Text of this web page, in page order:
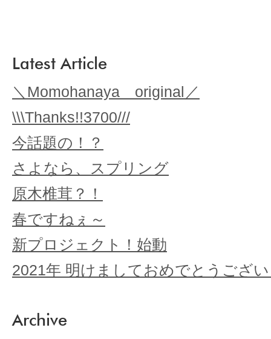
Latest Article
＼Momohanaya original／
\\\Thanks!!3700///
今話題の！？
さよなら、スプリング
原木椎茸？！
春ですねぇ～
新プロジェクト！始動
2021年 明けましておめでとうござ
Archive